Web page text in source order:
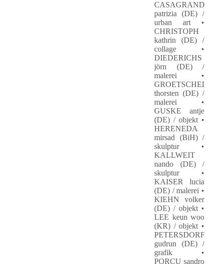
CASAGRANDA
patrizia (DE) /
urban art •
CHRISTOPH
kathrin (DE) /
collage •
DIEDERICHS
jörn (DE) /
malerei •
GROETSCHEL
thorsten (DE) /
malerei •
GUSKE antje
(DE) / objekt •
HERENEDA
mirsad (BiH) /
skulptur •
KALLWEIT
nando (DE) /
skulptur •
KAISER lucia
(DE) / malerei •
KIEHN volker
(DE) / objekt •
LEE keun woo
(KR) / objekt •
PETERSDORFF
gudrun (DE) /
grafik •
PORCU sandro